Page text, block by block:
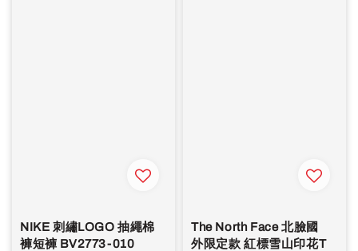
NIKE 刺繡LOGO 抽繩棉
褲短褲 BV2773-010
The North Face 北臉國
外限定款 紅標雪山印花T